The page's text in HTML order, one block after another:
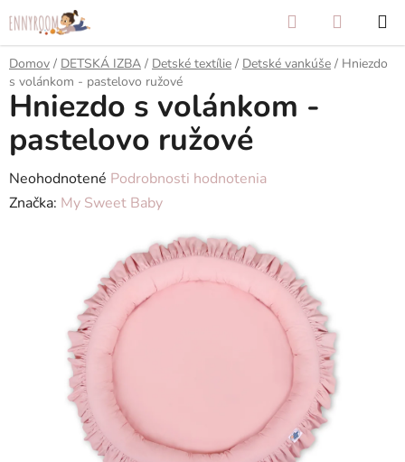
na
obsah
Hľadať
KOŠÍK
Domov / DETSKÁ IZBA / Detské textílie / Detské vankúše / Hniezdo
s volánkom - pastelovo ružové
Hniezdo s volánkom -
pastelovo ružové
Priemerné
hodnotenie
hviezdičiek.
Neohodnotené Podrobnosti hodnotenia
Značka: My Sweet Baby